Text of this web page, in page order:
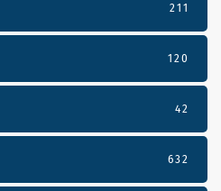
211
120
42
632